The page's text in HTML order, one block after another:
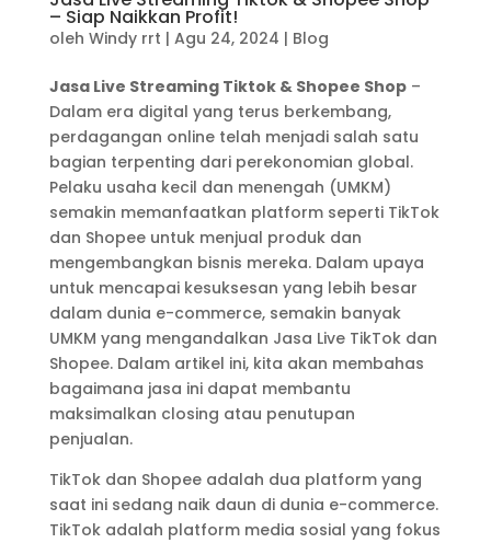
– Siap Naikkan Profit!
oleh Windy rrt | Agu 24, 2024 | Blog
Jasa Live Streaming Tiktok & Shopee Shop–
Dalam era digital yang terus berkembang,
perdagangan online telah menjadi salah satu
bagian terpenting dari perekonomian global.
Pelaku usaha kecil dan menengah (UMKM)
semakin memanfaatkan platform seperti TikTok
dan Shopee untuk menjual produk dan
mengembangkan bisnis mereka. Dalam upaya
untuk mencapai kesuksesan yang lebih besar
dalam dunia e-commerce, semakin banyak
UMKM yang mengandalkan Jasa Live TikTok dan
Shopee. Dalam artikel ini, kita akan membahas
bagaimana jasa ini dapat membantu
maksimalkan closing atau penutupan
penjualan.
TikTok dan Shopee adalah dua platform yang
saat ini sedang naik daun di dunia e-commerce.
TikTok adalah platform media sosial yang fokus